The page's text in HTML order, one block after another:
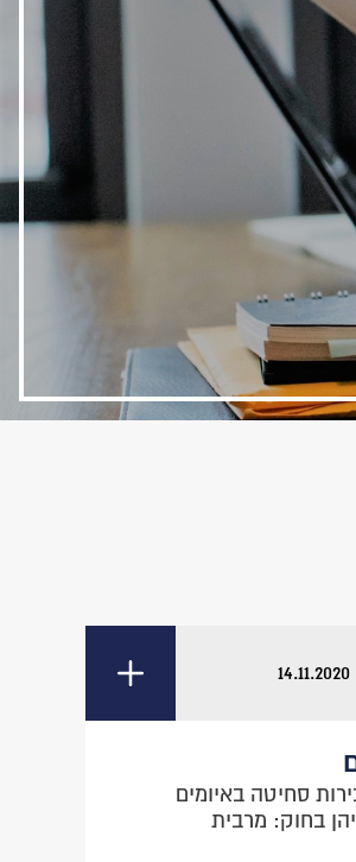
סחיטה באיומים
בחוק: מרבית